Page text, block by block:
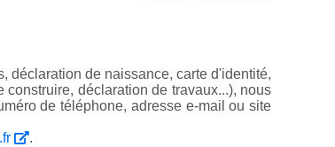
déclaration de naissance, carte d'identité,
déclaration de travaux...), nous
de téléphone, adresse e-mail ou site
.